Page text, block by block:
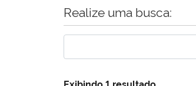
Início do conteúdo
Realize uma busca:
Exibindo 1 resultado